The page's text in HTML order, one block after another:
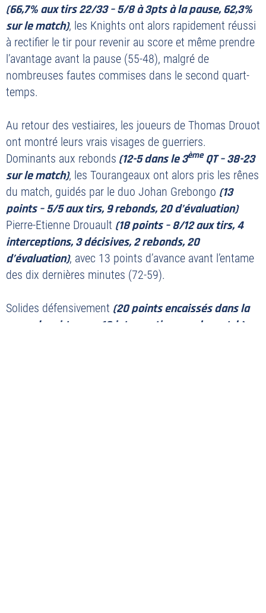
(66,7% aux tirs 22/33 – 5/8 à 3pts à la pause, 62,3%
sur le match), les Knights ont alors rapidement réussi
à rectifier le tir pour revenir au score et même prendre
l’avantage avant la pause (55-48), malgré de
nombreuses fautes commises dans le second quart-
temps.
Au retour des vestiaires, les joueurs de Thomas Drouot
ont montré leurs vrais visages de guerriers.
Dominants aux rebonds (12-5 dans le 3èmeQT – 38-23
sur le match), les Tourangeaux ont alors pris les rênes
du match, guidés par le duo Johan Grebongo (13
points – 5/5 aux tirs, 9 rebonds, 20 d’évaluation)
Pierre-Etienne Drouault (18 points – 8/12 aux tirs, 4
interceptions, 3 décisives, 2 rebonds, 20
d’évaluation), avec 13 points d’avance avant l’entame
des dix dernières minutes (72-59).
Solides défensivement (20 points encaissés dans la
seconde mi-temps, 10 interceptions sur le match),
PLAN DU SITE
POLITIQUE DE CONFIDENTIALITÉ
CONTACT
©2026 Union Tours Basket Metropole - Tous droits réservés | Création &